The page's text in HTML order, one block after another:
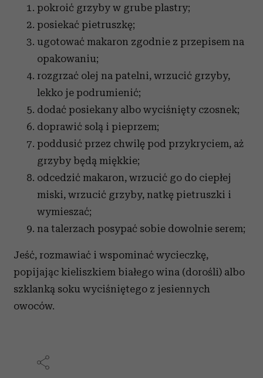
pokroić grzyby w grube plastry;
posiekać pietruszkę;
ugotować makaron zgodnie z przepisem na
opakowaniu;
rozgrzać olej na patelni, wrzucić grzyby,
lekko je podrumienić;
dodać posiekany albo wyciśnięty czosnek;
doprawić solą i pieprzem;
poddusić przez chwilę pod przykryciem, aż
grzyby będą miękkie;
odcedzić makaron, wrzucić go do ciepłej
miski, wrzucić grzyby, natkę pietruszki i
wymieszać;
na talerzach posypać sobie dowolnie serem;
Jeść, rozmawiać i wspominać wycieczkę,
popijając kieliszkiem białego wina (dorośli) albo
szklanką soku wyciśniętego z jesiennych
owoców.